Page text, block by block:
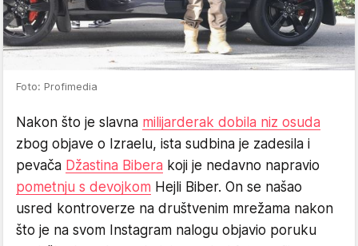
Foto: Profimedia
Nakon što je slavna milijarderak dobila niz osuda
zbog objave o Izraelu, ista sudbina je zadesila i
pevača Džastina Bibera koji je nedavno napravio
pometnju s devojkom Hejli Biber. On se našao
usred kontroverze na društvenim mrežama nakon
što je na svom Instagram nalogu objavio poruku